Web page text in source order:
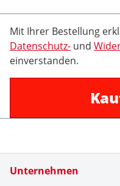
Mit Ihrer Bestellung
Datenschutz- und
einverstanden.
Unternehmen